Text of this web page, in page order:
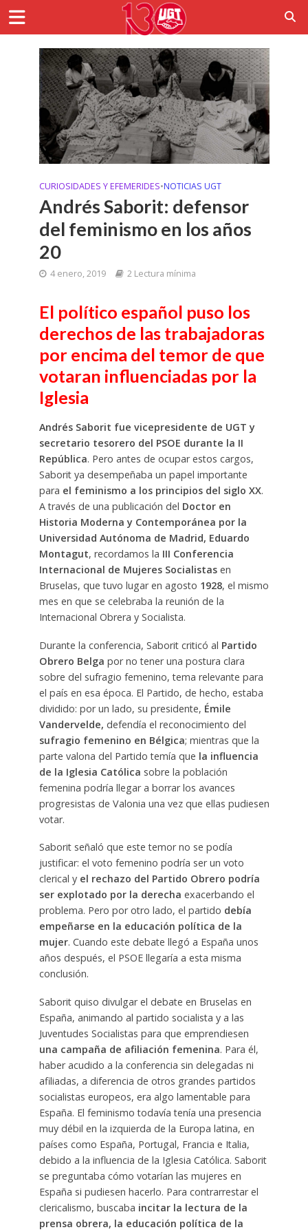
CURIOSIDADES Y EFEMERIDES•NOTICIAS UGT
Andrés Saborit: defensor
del feminismo en los años
20
4 enero, 2019 2 Lectura mínima
El político español puso los
derechos de las trabajadoras
por encima del temor de que
votaran influenciadas por la
Iglesia
Andrés Saborit fue vicepresidente de UGT y
secretario tesorero del PSOE durante la II
República. Pero antes de ocupar estos cargos,
Saborit ya desempeñaba un papel importante
para el feminismo a los principios del siglo XX.
A través de una publicación del Doctor en
Historia Moderna y Contemporánea por la
Universidad Autónoma de Madrid, Eduardo
Montagut, recordamos la III Conferencia
Internacional de Mujeres Socialistasen
Bruselas, que tuvo lugar en agosto 1928, el mismo
mes en que se celebraba la reunión de la
Internacional Obrera y Socialista.
Durante la conferencia, Saborit criticó al Partido
Obrero Belga por no tener una postura clara
sobre del sufragio femenino, tema relevante para
el país en esa época. El Partido, de hecho, estaba
dividido: por un lado, su presidente, Émile
Vandervelde, defendía el reconocimiento del
sufragio femenino en Bélgica; mientras que la
parte valona del Partido temía que la influencia
de la Iglesia Católica sobre la población
femenina podría llegar a borrar los avances
progresistas de Valonia una vez que ellas pudiesen
votar.
Saborit señaló que este temor no se podía
justificar: el voto femenino podría ser un voto
clerical y el rechazo del Partido Obrero podría
ser explotado por la derecha exacerbando el
problema. Pero por otro lado, el partido debía
empeñarse en la educación política de la
mujer. Cuando este debate llegó a España unos
años después, el PSOE llegaría a esta misma
conclusión.
Saborit quiso divulgar el debate en Bruselas en
España, animando al partido socialista y a las
Juventudes Socialistas para que emprendiesen
una campaña de afiliación femenina. Para él,
haber acudido a la conferencia sin delegadas ni
afiliadas, a diferencia de otros grandes partidos
socialistas europeos, era algo lamentable para
España. El feminismo todavía tenía una presencia
muy débil en la izquierda de la Europa latina, en
países como España, Portugal, Francia e Italia,
debido a la influencia de la Iglesia Católica. Saborit
se preguntaba cómo votarían las mujeres en
España si pudiesen hacerlo. Para contrarrestar el
clericalismo, buscaba incitar la lectura de la
prensa obrera, la educación política de la